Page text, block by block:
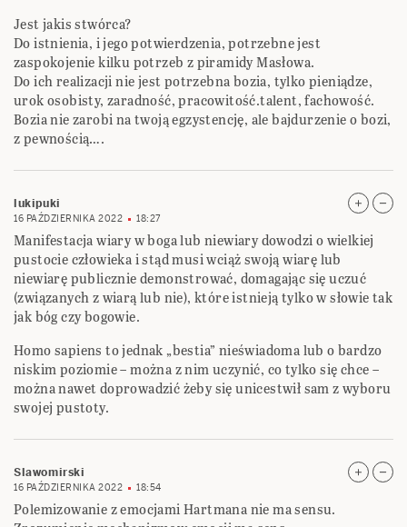
Jest jakis stwórca?
Do istnienia, i jego potwierdzenia, potrzebne jest
zaspokojenie kilku potrzeb z piramidy Masłowa.
Do ich realizacji nie jest potrzebna bozia, tylko pieniądze,
urok osobisty, zaradność, pracowitość.talent, fachowość.
Bozia nie zarobi na twoją egzystencję, ale bajdurzenie o bozi,
z pewnością….
lukipuki
16 PAŹDZIERNIKA 2022 18:27
Manifestacja wiary w boga lub niewiary dowodzi o wielkiej
pustocie człowieka i stąd musi wciąż swoją wiarę lub
niewiarę publicznie demonstrować, domagając się uczuć
(związanych z wiarą lub nie), które istnieją tylko w słowie tak
jak bóg czy bogowie.
Homo sapiens to jednak „bestia” nieświadoma lub o bardzo
niskim poziomie – można z nim uczynić, co tylko się chce –
można nawet doprowadzić żeby się unicestwił sam z wyboru
swojej pustoty.
Slawomirski
16 PAŹDZIERNIKA 2022 18:54
Polemizowanie z emocjami Hartmana nie ma sensu.